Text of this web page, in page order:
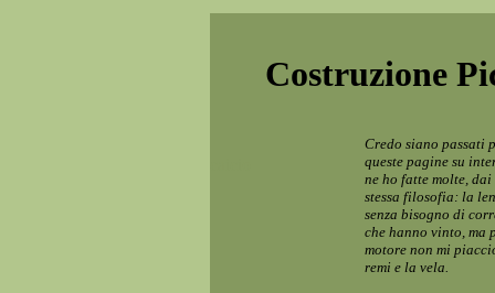
Costruzione
Credo siano passati
queste pagine su
ne ho fatte molte,
stessa filosofia: la
senza bisogno di
che hanno vinto, ma
motore non mi
remi e la vela.